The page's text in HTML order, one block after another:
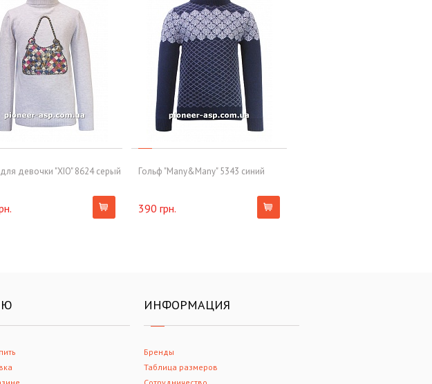
девочки "XIO" 8624 серый Гольф "Many&Many" 5343 синий
390 грн.
ИНФОРМАЦИЯ
Бренды
Таблица размеров